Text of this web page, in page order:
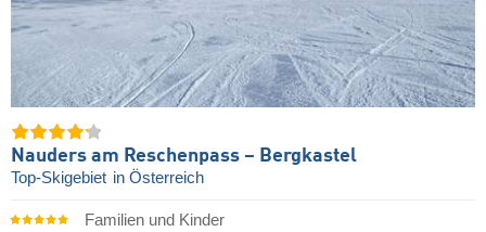
Nauders am Reschenpass – Bergkastel
Top-Skigebiet in Österreich
Familien und Kinder